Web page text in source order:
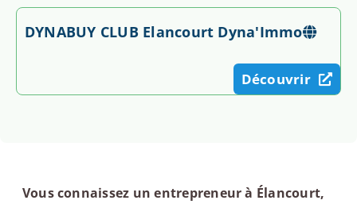
DYNABUY CLUB Elancourt Dyna'Immo
Découvrir
Vous connaissez un entrepreneur à Élancourt,